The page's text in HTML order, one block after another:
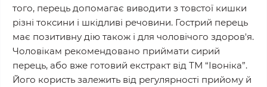
того, перець допомагає виводити з товстої кишки
різні токсини і шкідливі речовини. Гострий перець
має позитивну дію також і для чоловічого здоров'я.
Чоловікам рекомендовано приймати сирий
перець, або вже готовий екстракт від ТМ “Івоніка”.
Його користь залежить від регулярності прийому й